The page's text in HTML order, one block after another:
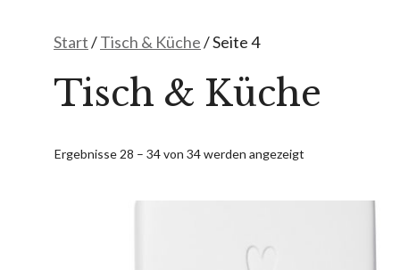
Start/Tisch & Küche/ Seite 4
Tisch & Küche
Ergebnisse 28 – 34 von 34 werden angezeigt